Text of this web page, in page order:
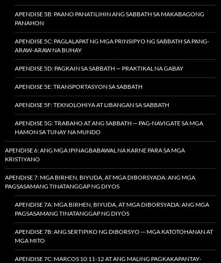
APENDISE 5B: PAANO PANATILIHIN ANG SABBATH SA MAKABAGONG
PANAHON
APENDISE 5C: PAGLALAPAT NG MGA PRINSIPYO NG SABBATH SA PANG-
ARAW-ARAW NA BUHAY
APENDISE 5D: PAGKAIN SA SABBATH — PRAKTIKAL NA GABAY
APENDISE 5E: TRANSPORTASYON SA SABBATH
APENDISE 5F: TEKNOLOHIYA AT LIBANGAN SA SABBATH
APENDISE 5G: TRABAHO AT ANG SABBATH — PAG-NAVIGATE SA MGA
HAMON SA TUNAY NA MUNDO
APENDISE 6: ANG MGA IPINAGBABAWAL NA KARNE PARA SA MGA
KRISTIYANO
APENDISE 7: MGA BIRHEN, BIYUDA, AT MGA DIBORSYADA: ANG MGA
PAGSASAMANG TINATANGGAP NG DIYOS
APENDISE 7A: MGA BIRHEN, BIYUDA, AT MGA DIBORSYADA: ANG MGA
PAGSASAMANG TINATANGGAP NG DIYOS
APENDISE 7B: ANG SERTIPIKO NG DIBORSYO — MGA KATOTOHANAN AT
MGA MITO
APENDISE 7C: MARCOS 10:11-12 AT ANG MALING PAGKAKAPANTAY-